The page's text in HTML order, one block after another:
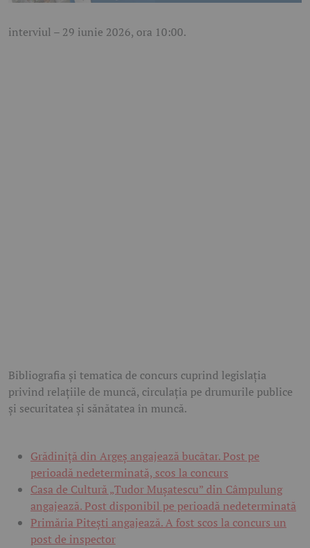
interviul – 29 iunie 2026, ora 10:00.
Bibliografia și tematica de concurs cuprind legislația
privind relațiile de muncă, circulația pe drumurile publice
și securitatea și sănătatea în muncă.
Grădiniță din Argeș angajează bucătar. Post pe
perioadă nedeterminată, scos la concurs
Casa de Cultură „Tudor Mușatescu” din Câmpulung
angajează. Post disponibil pe perioadă nedeterminată
Primăria Pitești angajează. A fost scos la concurs un
post de inspector